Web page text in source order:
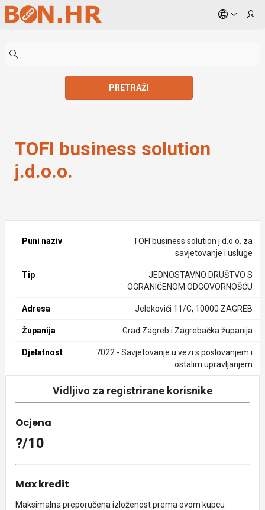
Skip to Main Content
PRETRAŽI
TOFI business solution
j.d.o.o.
Puni naziv
TOFI business solution j.d.o.o. za
savjetovanje i usluge
Tip
JEDNOSTAVNO DRUŠTVO S
OGRANIČENOM ODGOVORNOŠĆU
Adresa Jelekovići 11/C, 10000 ZAGREB
Županija Grad Zagreb i Zagrebačka županija
Djelatnost
7022 - Savjetovanje u vezi s poslovanjem i
ostalim upravljanjem
Vidljivo za registrirane korisnike
Ocjena
?/10
Max kredit
Maksimalna preporučena izloženost prema ovom kupcu